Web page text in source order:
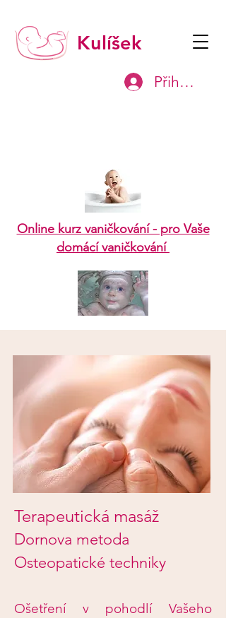
Kulíšek
Přihlásit
Online kurz vaničkování - pro Vaše
domácí vaničkování
Ošetření v pohodlí Vašeho
Terapeutická masáž
Dornova metoda
Osteopatické techniky